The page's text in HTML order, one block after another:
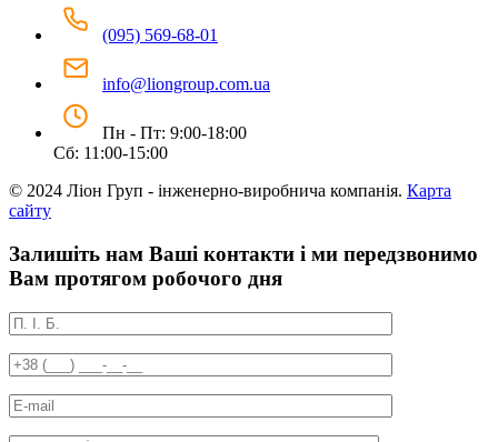
(095) 569-68-01
info@liongroup.com.ua
Пн - Пт: 9:00-18:00
Сб: 11:00-15:00
© 2024 Ліон Груп - інженерно-виробнича компанія. Карта
сайту
Залишіть нам Ваші контакти і ми передзвонимо
Вам протягом робочого дня